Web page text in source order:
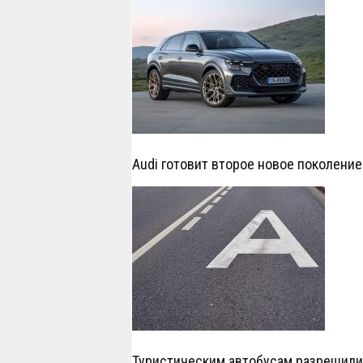
Audi готовит второе новое